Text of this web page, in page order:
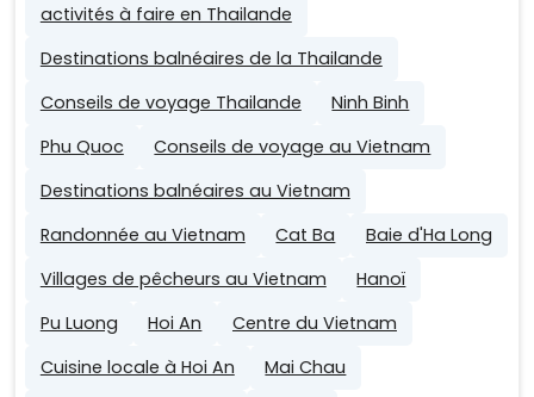
activités à faire en Thailande
Destinations balnéaires de la Thailande
Conseils de voyage Thailande
Ninh Binh
Phu Quoc
Conseils de voyage au Vietnam
Destinations balnéaires au Vietnam
Randonnée au Vietnam
Cat Ba
Baie d'Ha Long
Villages de pêcheurs au Vietnam
Hanoï
Pu Luong
Hoi An
Centre du Vietnam
Cuisine locale à Hoi An
Mai Chau